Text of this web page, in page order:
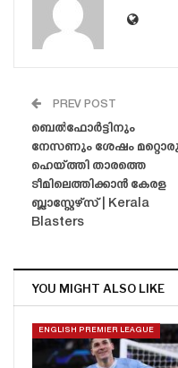
PREV POST
ബെൽഫോർട്ടിനും
നേസണും ശേഷം
ഹെയ്ത്തി താരത്തെ
ടീമിലെത്തിക്കാൻ കേരള
ബ്ലാസ്റ്റേഴ്‌സ് | Kerala
Blasters
YOU MIGHT ALSO LIKE
ENGLISH PREMIER LEAGUE